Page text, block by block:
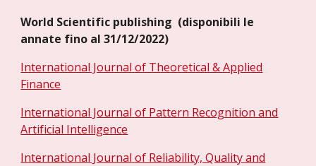
World Scientific publishing (disponibili le
annate fino al 31/12/2022)
International Journal of Theoretical & Applied
Finance
International Journal of Pattern Recognition and
Artificial Intelligence
International Journal of Reliability, Quality and